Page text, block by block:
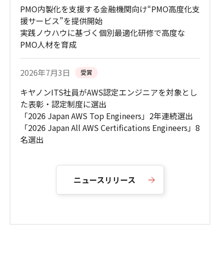
PMO内製化を支援する金融機関向け“PMO高度化支
援サービス”を提供開始
実践ノウハウに基づく個別最適化研修で高度な
PMO人材を育成
2026年7月3日 受賞
キヤノンITS社員がAWS認定エンジニアを対象とし
た表彰・認定制度に選出
「2026 Japan AWS Top Engineers」2年連続選出
「2026 Japan All AWS Certifications Engineers」8
名選出
ニュースリリース